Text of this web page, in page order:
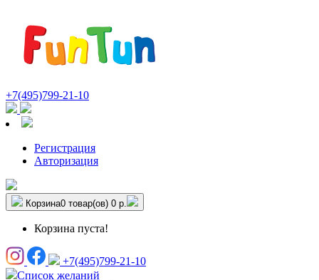
+7(495)799-21-10
Регистрация
Авторизация
Корзина0 товар(ов) 0 р.
Корзина пуста!
+7(495)799-21-10
Список желаний